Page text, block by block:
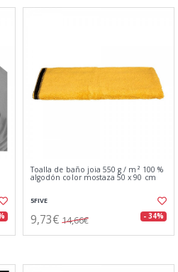
Toalla de baño joia 550 g / m² 100 %
algodón color mostaza 50 x 90 cm
5FIVE
9,73€ 14,66€ - 34%